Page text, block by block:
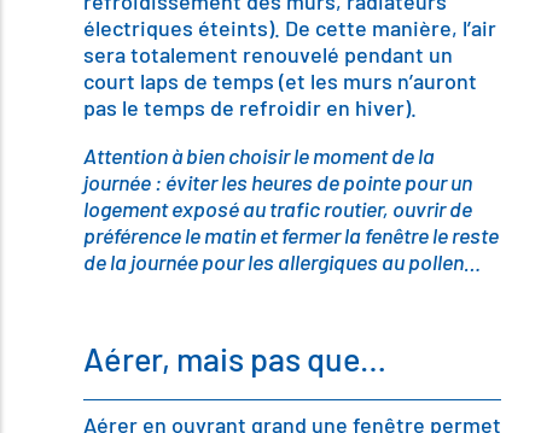
électriques éteints). De cette manière, l’air
sera totalement renouvelé pendant un
court laps de temps (et les murs n’auront
pas le temps de refroidir en hiver).
Attention à bien choisir le moment de la
journée : éviter les heures de pointe pour un
logement exposé au trafic routier, ouvrir de
préférence le matin et fermer la fenêtre le reste
de la journée pour les allergiques au pollen…
Aérer, mais pas que…
Aérer en ouvrant grand une fenêtre permet